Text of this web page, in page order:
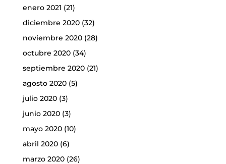
enero 2021 (21)
diciembre 2020(32)
noviembre 2020(28)
octubre 2020(34)
septiembre 2020(21)
agosto 2020(5)
julio 2020(3)
junio 2020(3)
mayo 2020(10)
abril 2020(6)
marzo 2020(26)